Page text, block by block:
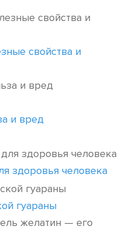
свойства и
и вред
здоровья человека
гуараны